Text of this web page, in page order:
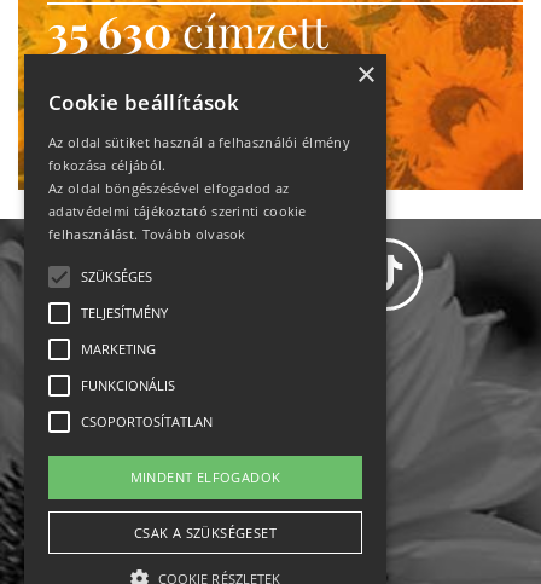
35 630címzett
heti motiváció
Ne maradj le!
Állásajánlatok
Impresszum-kapcsolat
Jogi nyilatkozat
×
Cookie beállítások
Az oldal sütiket használ a felhasználói élmény
fokozása céljából.
Az oldal böngészésével elfogadod az
adatvédelmi tájékoztató szerinti cookie
felhasználást. Tovább olvasok
SZÜKSÉGES
TELJESÍTMÉNY
MARKETING
FUNKCIONÁLIS
CSOPORTOSÍTATLAN
MINDENT ELFOGADOK
CSAK A SZÜKSÉGESET
COOKIE RÉSZLETEK